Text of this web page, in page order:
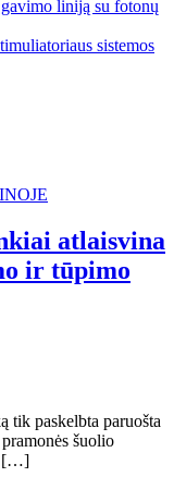
liniją su fotonų
sistemos
atlaisvina
ir tūpimo
tik paskelbta paruošta
šuolio
[…]